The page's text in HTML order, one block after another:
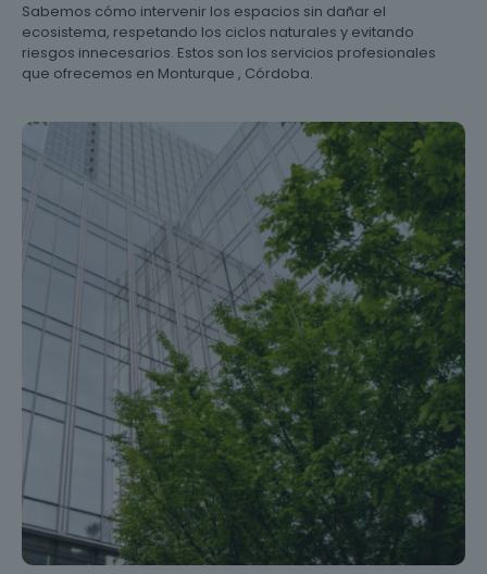
Sabemos cómo intervenir los espacios sin dañar el
ecosistema, respetando los ciclos naturales y evitando
riesgos innecesarios. Estos son los servicios profesionales
que ofrecemos en Monturque , Córdoba.